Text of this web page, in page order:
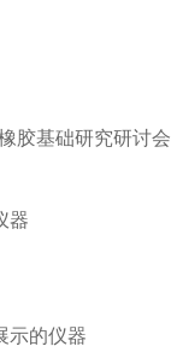
器
示的仪器